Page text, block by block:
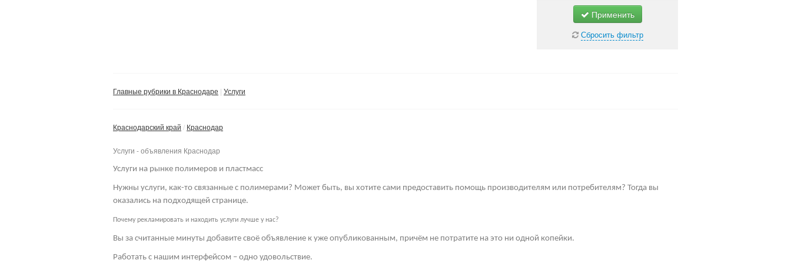
Применить
Сбросить фильтр
Главные рубрики в Краснодаре Услуги
Краснодарский край Краснодар
Услуги - объявления Краснодар
Услуги на рынке полимеров и пластмасс
Нужны услуги, как-то связанные с полимерами? Может быть, вы хотите сами предоставить помощь производителям или потребителям? Тогда вы
оказались на подходящей странице.
Почему рекламировать и находить услуги лучше у нас?
Вы за считанные минуты добавите своё объявление к уже опубликованным, причём не потратите на это ни одной копейки.
Работать с нашим интерфейсом – одно удовольствие.